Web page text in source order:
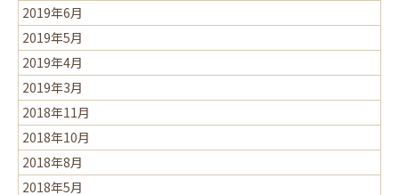
2019年6月
2019年5月
2019年4月
2019年3月
2018年11月
2018年10月
2018年8月
2018年5月